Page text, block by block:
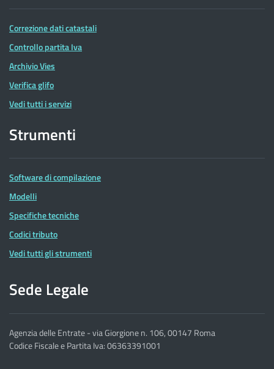
Correzione dati catastali
Controllo partita Iva
Archivio Vies
Verifica glifo
Vedi tutti i servizi
Strumenti
Software di compilazione
Modelli
Specifiche tecniche
Codici tributo
Vedi tutti gli strumenti
Sede Legale
Agenzia delle Entrate - via Giorgione n. 106, 00147 Roma
Codice Fiscale e Partita Iva: 06363391001